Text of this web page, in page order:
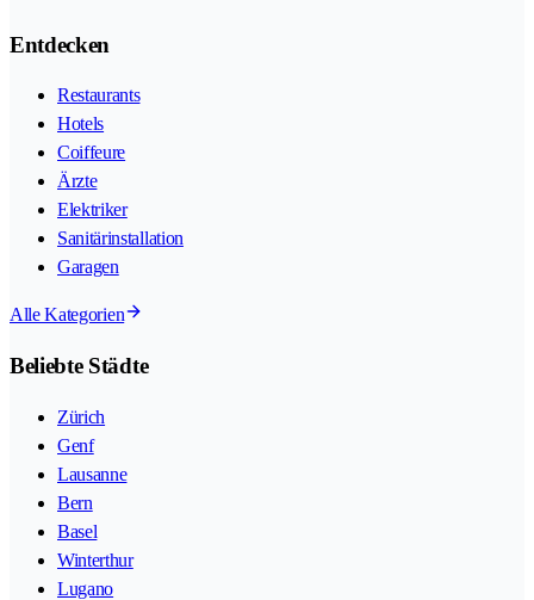
Entdecken
Restaurants
Hotels
Coiffeure
Ärzte
Elektriker
Sanitärinstallation
Garagen
Alle Kategorien
Beliebte Städte
Zürich
Genf
Lausanne
Bern
Basel
Winterthur
Lugano